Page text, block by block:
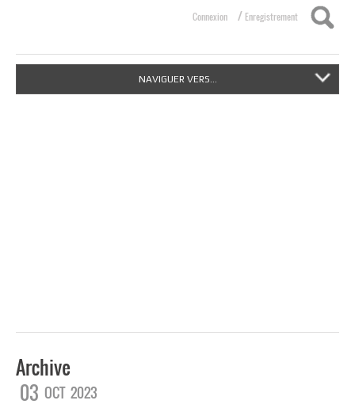
Connexion / Enregistrement
NAVIGUER VERS...
Archive
03 OCT 2023